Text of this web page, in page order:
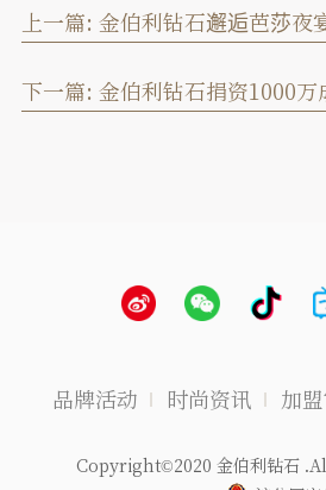
上一篇: 金伯利钻石邂逅芭莎夜
下一篇: 金伯利钻石捐资1000万成
品牌活动 时尚资讯 加
Copyright©2020 金伯利钻石